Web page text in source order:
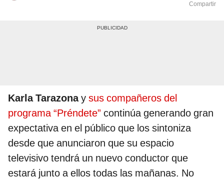
Compartir
Karla Tarazonay sus compañeros del
programa “Préndete” continúa generando gran
expectativa en el público que los sintoniza
desde que anunciaron que su espacio
televisivo tendrá un nuevo conductor que
estará junto a ellos todas las mañanas. No